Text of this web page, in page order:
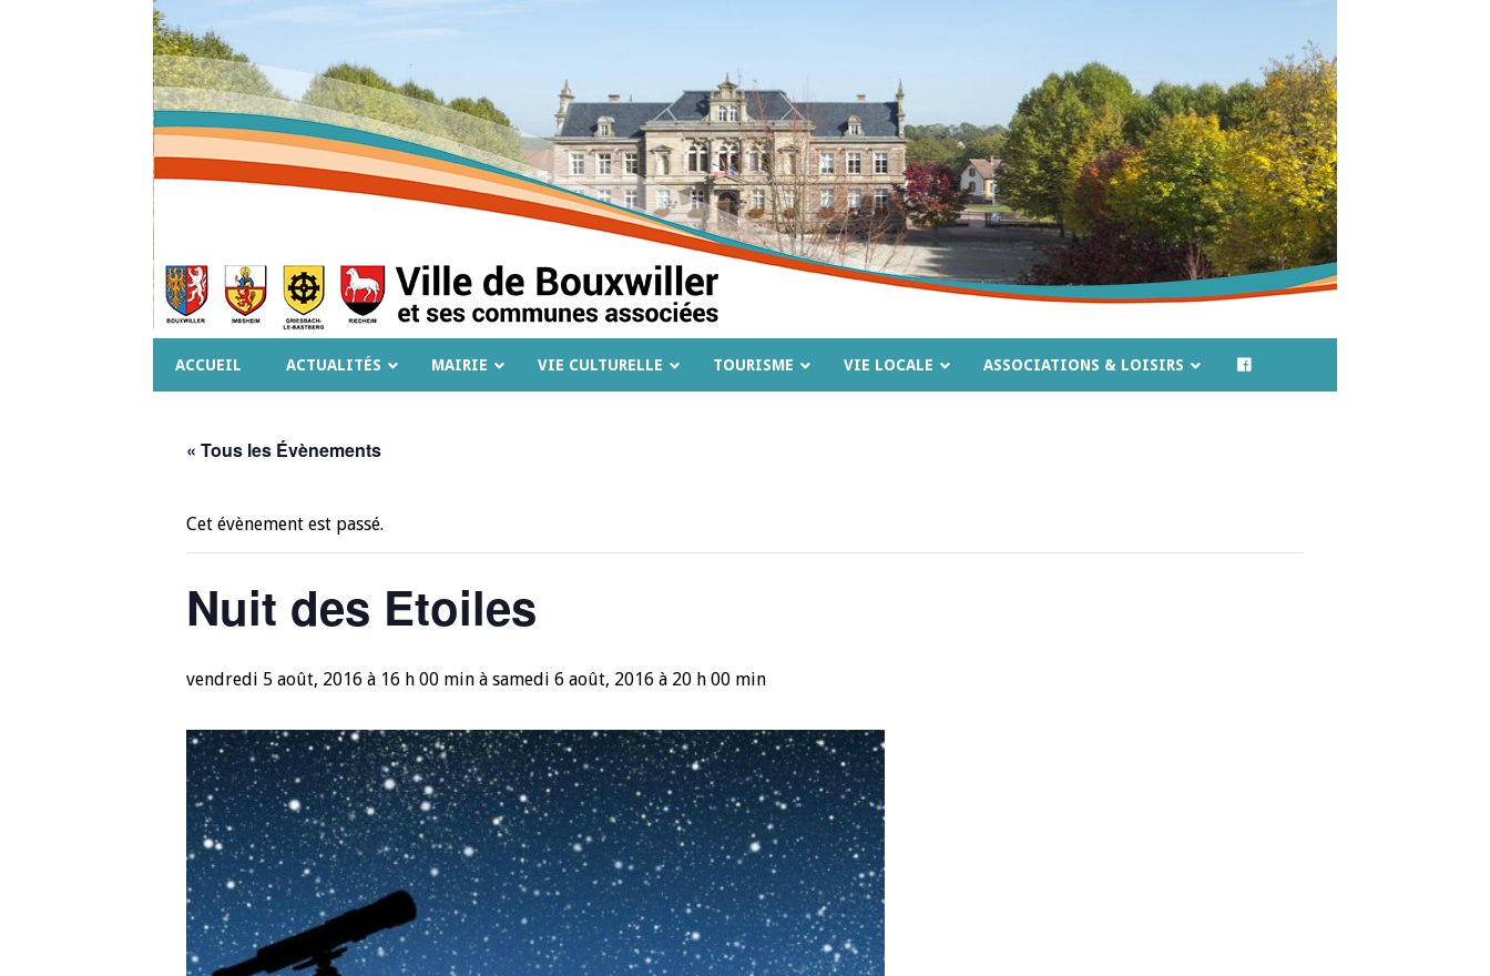
ACCUEIL ACTUALITÉS MAIRIE VIE CULTURELLE TOURISME VIE LOCALE ASSOCIATIONS & LOISIRS
« Tous les Évènements
Cet évènement est passé.
Nuit des Etoiles
vendredi 5 août, 2016 à 16 h 00 min à samedi 6 août, 2016 à 20 h 00 min